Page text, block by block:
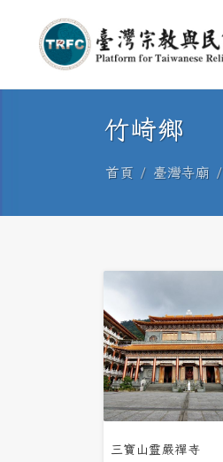
竹崎鄉
首頁 臺灣寺廟
三寶山靈嚴禪寺